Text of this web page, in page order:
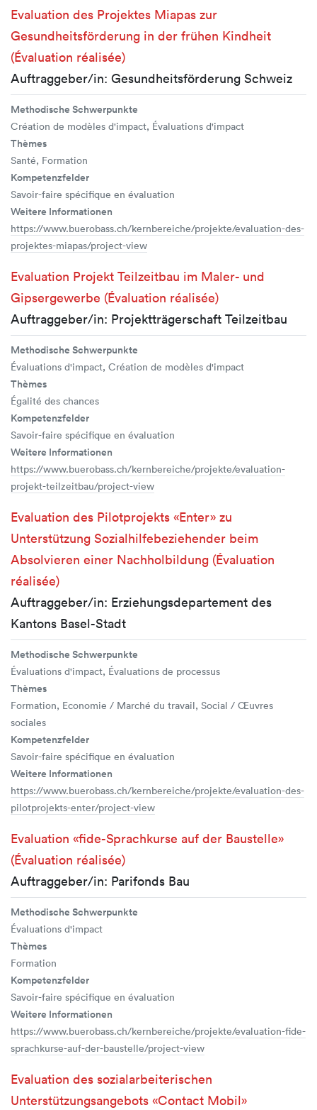
Evaluation des Projektes Miapas zur
Gesundheitsförderung in der frühen Kindheit
(Évaluation réalisée)
Auftraggeber/in: Gesundheitsförderung Schweiz
Methodische Schwerpunkte
Création de modèles d'impact, Évaluations d'impact
Thèmes
Santé, Formation
Kompetenzfelder
Savoir-faire spécifique en évaluation
Weitere Informationen
https://www.buerobass.ch/kernbereiche/projekte/evaluation-des-
projektes-miapas/project-view
Evaluation Projekt Teilzeitbau im Maler- und
Gipsergewerbe (Évaluation réalisée)
Auftraggeber/in: Projektträgerschaft Teilzeitbau
Methodische Schwerpunkte
Évaluations d'impact, Création de modèles d'impact
Thèmes
Égalité des chances
Kompetenzfelder
Savoir-faire spécifique en évaluation
Weitere Informationen
https://www.buerobass.ch/kernbereiche/projekte/evaluation-
projekt-teilzeitbau/project-view
Evaluation des Pilotprojekts «Enter» zu
Unterstützung Sozialhilfebeziehender beim
Absolvieren einer Nachholbildung (Évaluation
réalisée)
Auftraggeber/in: Erziehungsdepartement des
Kantons Basel-Stadt
Methodische Schwerpunkte
Évaluations d'impact, Évaluations de processus
Thèmes
Formation, Economie / Marché du travail, Social / Œuvres
sociales
Kompetenzfelder
Savoir-faire spécifique en évaluation
Weitere Informationen
https://www.buerobass.ch/kernbereiche/projekte/evaluation-des-
pilotprojekts-enter/project-view
Evaluation «fide-Sprachkurse auf der Baustelle»
(Évaluation réalisée)
Auftraggeber/in: Parifonds Bau
Methodische Schwerpunkte
Évaluations d'impact
Thèmes
Formation
Kompetenzfelder
Savoir-faire spécifique en évaluation
Weitere Informationen
https://www.buerobass.ch/kernbereiche/projekte/evaluation-fide-
sprachkurse-auf-der-baustelle/project-view
Evaluation des sozialarbeiterischen
Unterstützungsangebots «Contact Mobil»